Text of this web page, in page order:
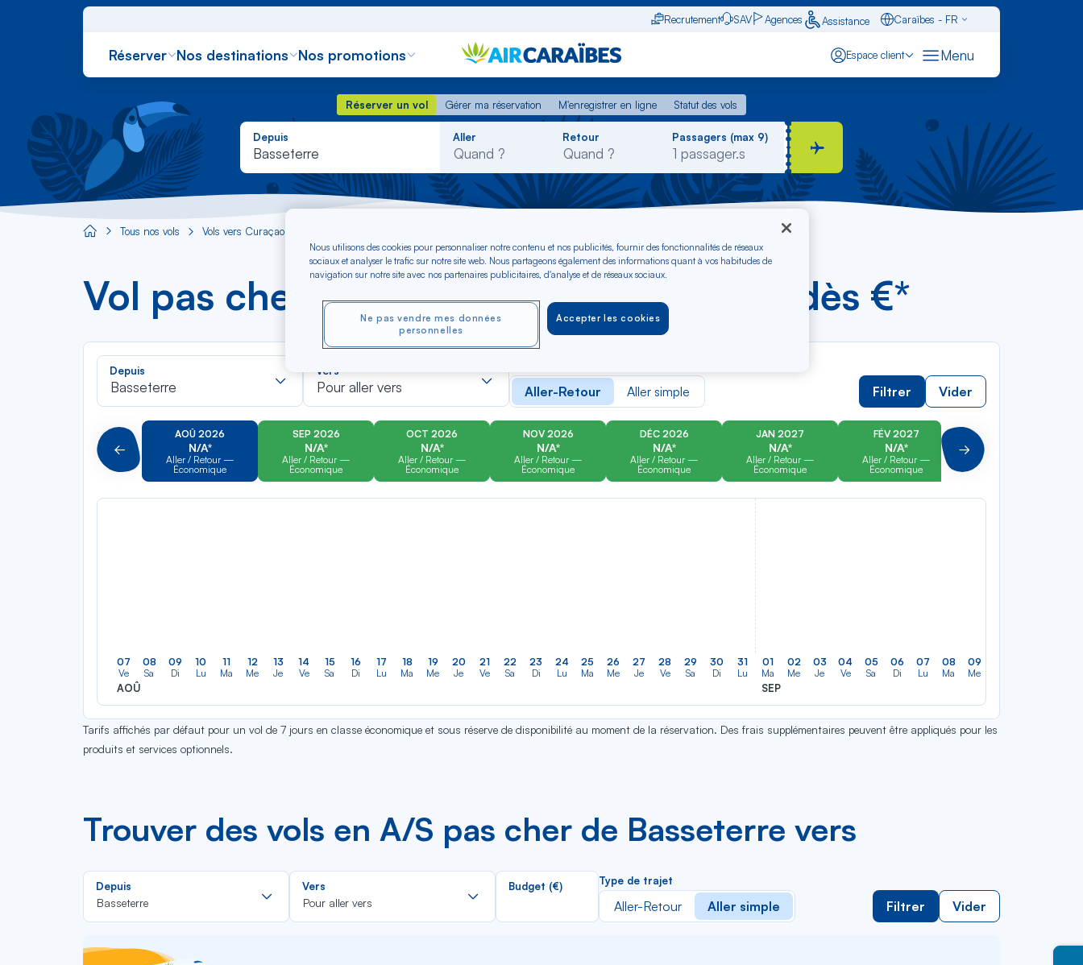
Recrutement SAV Agences Assistance
Caraïbes - FR
Réserver Nos destinations Nos promotions Espace client Menu
Réserver un vol Gérer ma réservation M'enregistrer en ligne
Statut des vols
Réserver un vol
Gérer ma réservation M'enregistrer en ligne Statut des vols
Depuis
Basseterre
Rechercher
dans
liste
Aller Retour Passagers (max 9)
Aircaraibes.com
Tous nos vols Vols vers Curaçao
Vol pas cher Basseterre - vers Curaçao dès €*
Depuis
Basseterre
dans
la
liste
Vers
Pour aller vers
dans
la
liste
Aller-Retour Aller simple Filtrer Vider
Précédent
AOÛ 2026
N/A*
Aller / Retour —
Économique
SEP 2026
N/A*
Aller / Retour —
Économique
OCT 2026
N/A*
Aller / Retour —
Économique
NOV 2026
N/A*
Aller / Retour —
Économique
DÉC 2026
N/A*
Aller / Retour —
Économique
JAN 2027
N/A*
Aller / Retour —
Économique
FÉV 2027
N/A*
Aller / Retour —
Économique
Aller / Retour —
Suivant
07
Ve
AOÛ
08
Sa
09
Di
10
Lu
11
Ma
12
Me
13
Je
14
Ve
15
Sa
16
Di
17
Lu
18
Ma
19
Me
20
Je
21
Ve
22
Sa
23
Di
24
Lu
25
Ma
26
Me
27
Je
28
Ve
29
Sa
30
Di
31
Lu
01
Ma
SEP
02
Me
03
Je
04
Ve
05
Sa
06
Di
07
Lu
08
Ma
09
Me
Tarifs affichés par défaut pour un vol de 7 jours en classe économique et sous réserve de disponibilité au moment de la réservation. Des frais supplémentaires peuvent être appliqués pour les
produits et services optionnels.
Trouver des vols en A/S pas cher de Basseterre vers
Depuis
Basseterre
Rechercher
dans
la
Vers
Pour aller vers
Rechercher
la
Budget (€) Type de trajet
Aller-Retour Aller simple Filtrer Vider
Nous utilisons des cookies pour personnaliser notre contenu et nos publicités, fournir des fonctionnalités de réseaux
sociaux et analyser le trafic sur notre site web. Nous partageons également des informations quant à vos habitudes de
navigation sur notre site avec nos partenaires publicitaires, d'analyse et de réseaux sociaux.
Accepter les cookies
Ne pas vendre mes données
personnelles